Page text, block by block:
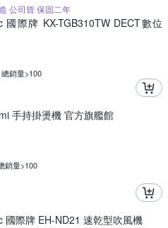
公司貨 保固二年
國際牌 KX-TGB310TW DECT數位
總銷量>100
手持掛燙機 官方旗艦館
銷量>100
國際牌 EH-ND21 速乾型吹風機